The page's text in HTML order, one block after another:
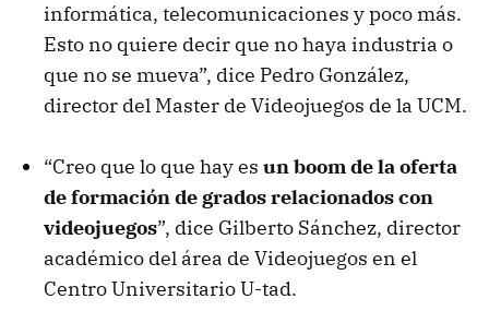
informática, telecomunicaciones y poco más.
Esto no quiere decir que no haya industria o
que no se mueva”, dice Pedro González,
director del Master de Videojuegos de la UCM.
“Creo que lo que hay es un boom de la oferta
de formación de grados relacionados con
videojuegos”, dice Gilberto Sánchez, director
académico del área de Videojuegos en el
Centro Universitario U-tad.